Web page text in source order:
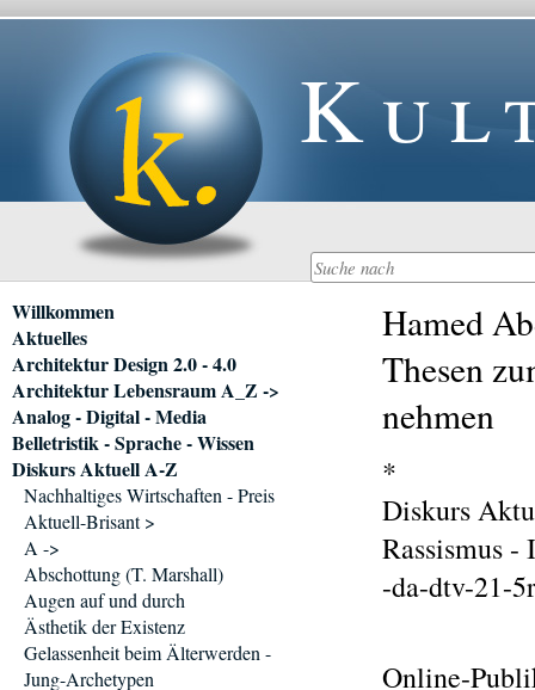
Hamed
Thesen
nehmen
*
Diskurs
Rassismus
-da-dtv-21-
Online-
Navigation
überspringen
Willkommen
Aktuelles
Architektur Design 2.0 - 4.0
Architektur Lebensraum A_Z ->
Analog - Digital - Media
Belletristik - Sprache - Wissen
Diskurs Aktuell A-Z
Nachhaltiges Wirtschaften - Preis
Aktuell-Brisant >
A ->
Abschottung (T. Marshall)
Augen auf und durch
Ästhetik der Existenz
Gelassenheit beim Älterwerden -
Jung-Archetypen